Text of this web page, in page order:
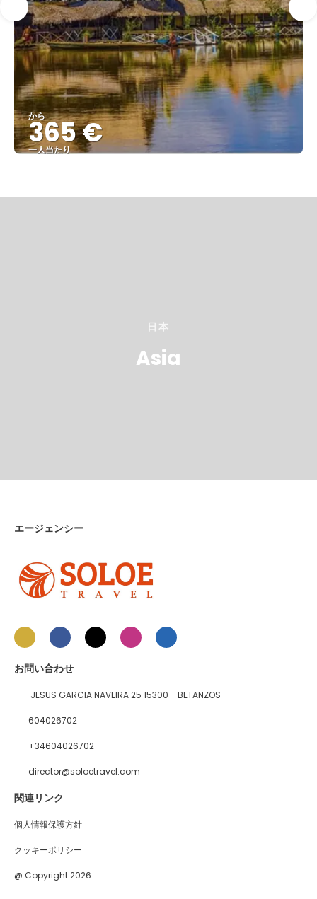
から
365 €
一人当たり
日本
Asia
エージェンシー
お問い合わせ
JESUS GARCIA NAVEIRA 25 15300 - BETANZOS
604026702
+34604026702
director@soloetravel.com
関連リンク
個人情報保護方針
クッキーポリシー
@ Copyright 2026